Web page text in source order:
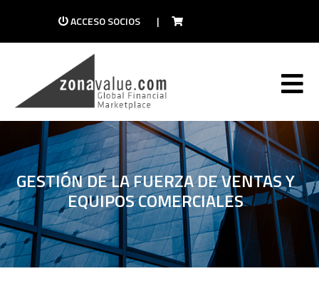
ACCESO SOCIOS |
GESTIÓN DE LA FUERZA DE VENTAS Y
EQUIPOS COMERCIALES